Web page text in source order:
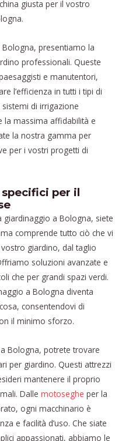
giusta per il vostro
presentiamo la
professionali. Queste
e manutentori,
l’efficienza in tutti i tipi di
di irrigazione
la massima affidabilità e
la nostra gamma per
per i vostri progetti di
per il
giardinaggio a Bologna, siete
comprende tutto ciò che vi
giardino, dal taglio
soluzioni avanzate e
che per grandi spazi verdi.
a Bologna diventa
consentendovi di
il minimo sforzo.
Bologna, potrete trovare
per giardino. Questi attrezzi
mantenere il proprio
Dalle motoseghe per la
ogni macchinario è
e facilità d’uso. Che siate
appassionati, abbiamo le